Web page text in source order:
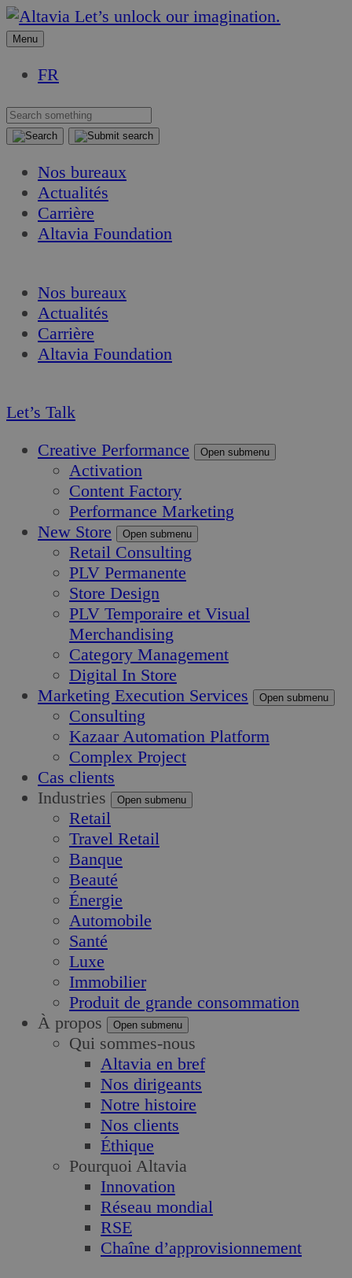
Aller
au
Aller
au
Let’s unlock our imagination.
Menu
FR
Nos bureaux
Actualités
Carrière
Altavia Foundation
Nos bureaux
Actualités
Carrière
Altavia Foundation
Let’s Talk
Creative Performance
Open submenu
Activation
Content Factory
Performance Marketing
New Store
Open submenu
Retail Consulting
PLV Permanente
Store Design
PLV Temporaire et Visual
Merchandising
Category Management
Digital In Store
Marketing Execution Services
Open submenu
Consulting
Kazaar Automation Platform
Complex Project
Cas clients
Industries
Open submenu
Retail
Travel Retail
Banque
Beauté
Énergie
Automobile
Santé
Luxe
Immobilier
Produit de grande consommation
À propos
Open submenu
Qui sommes-nous
Altavia en bref
Nos dirigeants
Notre histoire
Nos clients
Éthique
Pourquoi Altavia
Innovation
Réseau mondial
RSE
Chaîne d’approvisionnement